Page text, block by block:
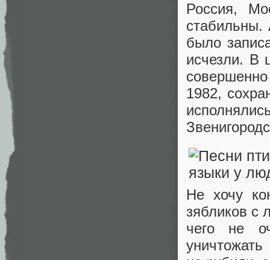
Россия,
стабильны.
было
исчезли. В
1982,
Не хочу
зябликов с
чего не